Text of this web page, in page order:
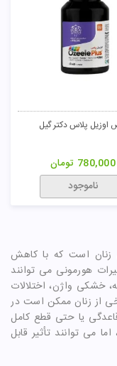
اوزیل پلاس دکتر گیل
780,000 تومان
ناموجود
زنان است که با کاهش
هورمونی می توانند
خشکی واژن، اختلالات
از زنان ممکن است در
یا حتی قطع کامل
می توانند تأثیر قابل